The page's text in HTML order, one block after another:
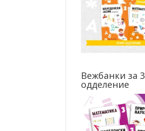
Вежбанки за 3
одделение